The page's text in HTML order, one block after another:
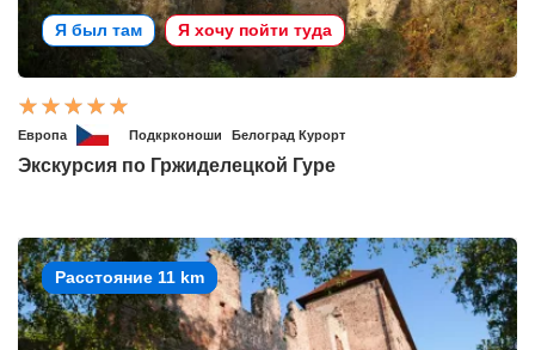
Я был там Я хочу пойти туда
Европа Подкрконоши Белоград Курорт
Экскурсия по Гржиделецкой Гуре
Расстояние 11 km